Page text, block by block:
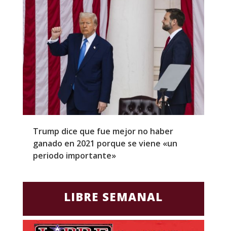
Trump dice que fue mejor no haber
ganado en 2021 porque se viene «un
periodo importante»
LIBRE SEMANAL